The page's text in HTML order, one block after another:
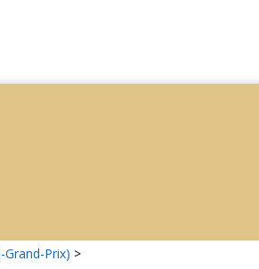
Grand-Prix) >